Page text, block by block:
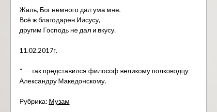
Жаль, Бог немного дал ума мне.
Всё ж благодарен Иисусу,
другим Господь не дал и вкусу.
11.02.2017г.
* — так представился философ великому полководцу
Александру Македонскому.
Рубрика: Музам